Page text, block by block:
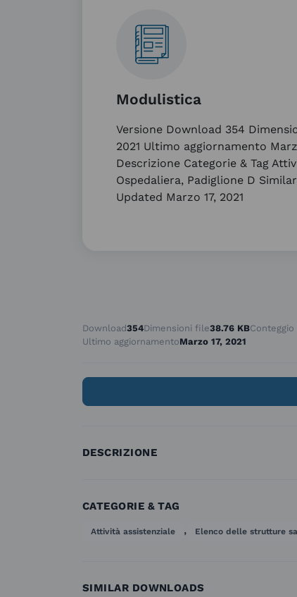
Modulistica
Versione Download 354
2021 Ultimo aggiornamento
Descrizione Categorie & Tag
Ospedaliera, Padiglione D
Updated Marzo 17, 2021
Download354Dimensioni file38.76 KB
Ultimo aggiornamentoMarzo 17, 2021
DESCRIZIONE
CATEGORIE & TAG
Attività assistenziale , Elenco delle strutture
SIMILAR DOWNLOADS